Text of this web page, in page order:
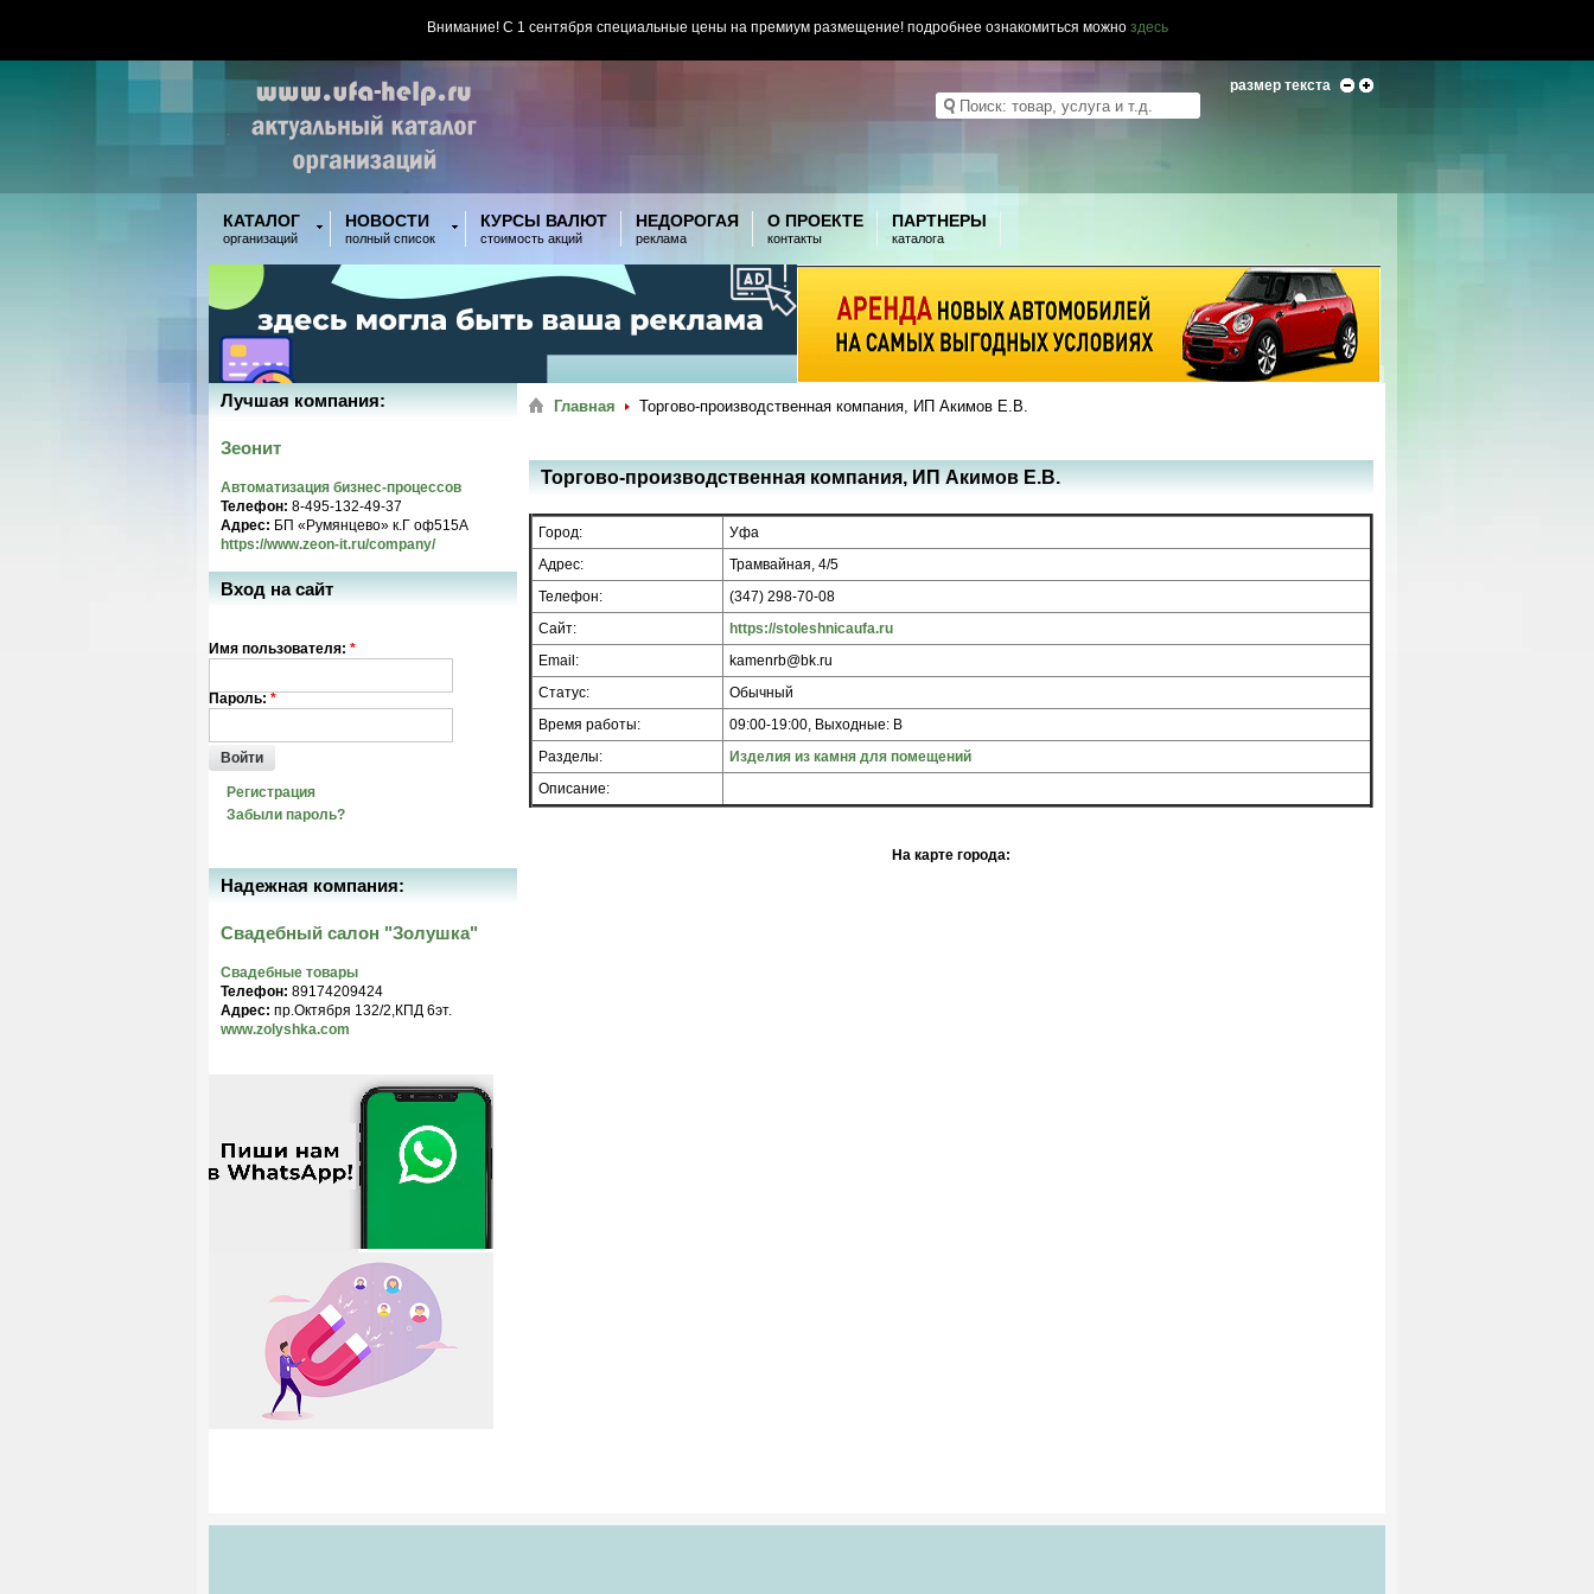
Внимание! С 1 сентября специальные цены на премиум размещение! подробнее ознакомиться можно здесь
размер текста
КАТАЛОГ
организаций
НОВОСТИ
полный список
КУРСЫ ВАЛЮТ
стоимость акций
НЕДОРОГАЯ
реклама
О ПРОЕКТЕ
контакты
ПАРТНЕРЫ
каталога
Главная Торгово-производственная компания, ИП Акимов Е.В.
Торгово-производственная компания, ИП Акимов Е.В.
Город:
Уфа
Адрес:
Трамвайная, 4/5
Телефон:
(347) 298-70-08
Сайт:
https://stoleshnicaufa.ru
Email:
kamenrb@bk.ru
Статус:
Обычный
Время работы:
09:00-19:00, Выходные: В
Разделы:
Изделия из камня для помещений
Описание:
На карте города:
Лучшая компания:
Зеонит
Автоматизация бизнес-процессов
Телефон: 8-495-132-49-37
Адрес: БП «Румянцево» к.Г оф515A
https://www.zeon-it.ru/company/
Вход на сайт
Имя пользователя: *
Пароль: *
Войти
Регистрация
Забыли пароль?
Надежная компания:
Свадебный салон "Золушка"
Свадебные товары
Телефон: 89174209424
Адрес: пр.Октября 132/2,КПД 6эт.
www.zolyshka.com